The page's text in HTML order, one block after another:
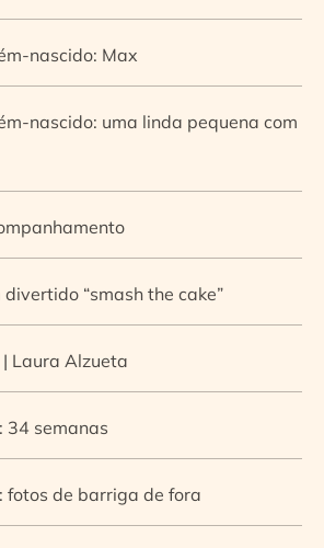
nascido: Max
nascido: uma linda pequena com
“smash the cake”
Laura Alzueta
34 semanas
fotos de barriga de fora